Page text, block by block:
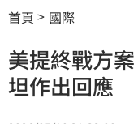
首頁 國際
美提終戰方
坦作出回應